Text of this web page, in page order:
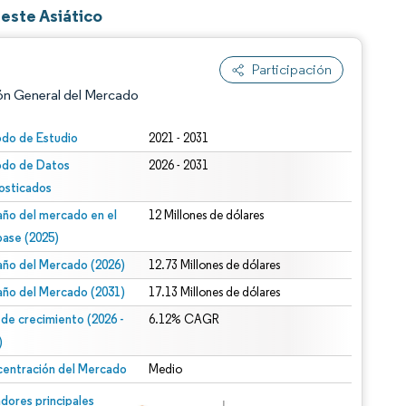
Asiático
Participación
General del Mercado
de Estudio 2021 - 2031
de Datos
2026 - 2031
del mercado en el
(2025)
12 Millones de dólares
del Mercado (2026) 12.73 Millones de dólares
del Mercado (2031) 17.13 Millones de dólares
de crecimiento (2026 -
6.12% CAGR
del Mercado Medio
principales
© Mordor Intelligence. El uso requiere atribución según CC BY 4.0.
CC BY 4.0.